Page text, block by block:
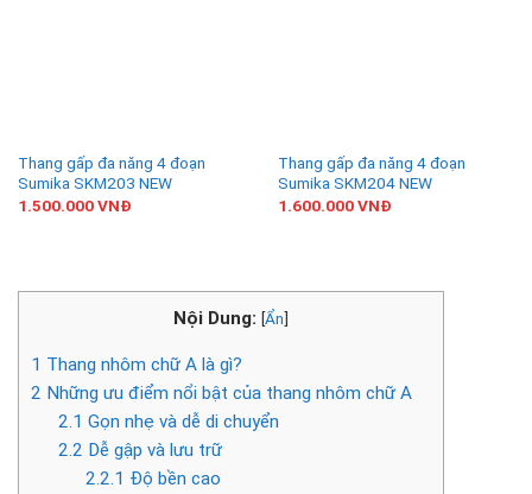
Thang gấp đa năng 4 đoạn
Sumika SKM203 NEW
1.500.000VNĐ
Thang gấp đa năng 4 đoạn
Sumika SKM204 NEW
1.600.000VNĐ
Nội Dung: [Ẩn]
1 Thang nhôm chữ A là gì?
2 Những ưu điểm nổi bật của thang nhôm chữ A
2.1 Gọn nhẹ và dễ di chuyển
2.2 Dễ gập và lưu trữ
2.2.1 Độ bền cao